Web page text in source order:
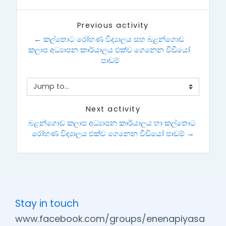
Previous activity
← කල්තොට රෝහණ විද්‍යාලය සහ බළන්ගොඩ
කලාප අධ්‍යාපන කාර්යාලය එක්ව ගෙනෙන වීඩියෝ
පාඩම්
Jump to...
Next activity
බළන්ගොඩ කලාප අධ්‍යාපන කාර්යාලය හා කල්තොට
රෝහණ විද්‍යාලය එක්ව ගෙනෙන වීඩියෝ පාඩම් →
Stay in touch
www.facebook.com/groups/enenapiyasa